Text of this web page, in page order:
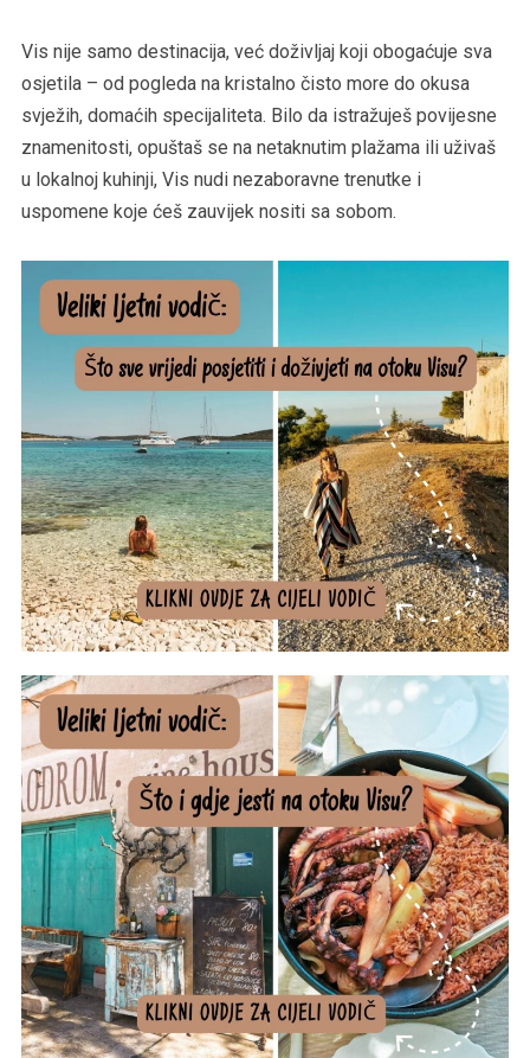
Vis nije samo destinacija, već doživljaj koji obogaćuje sva
osjetila – od pogleda na kristalno čisto more do okusa
svježih, domaćih specijaliteta. Bilo da istražuješ povijesne
znamenitosti, opuštaš se na netaknutim plažama ili uživaš
u lokalnoj kuhinji, Vis nudi nezaboravne trenutke i
uspomene koje ćeš zauvijek nositi sa sobom.